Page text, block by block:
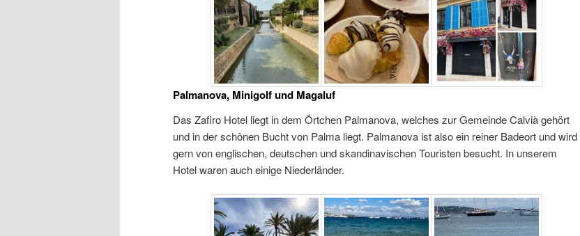
Palmanova, Minigolf und Magaluf
Das Zafiro Hotel liegt in dem Örtchen Palmanova, welches zur Gemeinde Calvià gehört
und in der schönen Bucht von Palma liegt. Palmanova ist also ein reiner Badeort und wird
gern von englischen, deutschen und skandinavischen Touristen besucht. In unserem
Hotel waren auch einige Niederländer.